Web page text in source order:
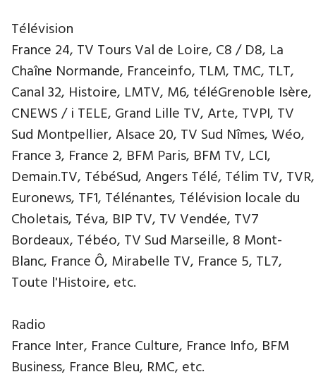
Télévision
France 24, TV Tours Val de Loire, C8 / D8, La
Chaîne Normande, Franceinfo, TLM, TMC, TLT,
Canal 32, Histoire, LMTV, M6, téléGrenoble Isère,
CNEWS / i TELE, Grand Lille TV, Arte, TVPI, TV
Sud Montpellier, Alsace 20, TV Sud Nîmes, Wéo,
France 3, France 2, BFM Paris, BFM TV, LCI,
Demain.TV, TébéSud, Angers Télé, Télim TV, TVR,
Euronews, TF1, Télénantes, Télévision locale du
Choletais, Téva, BIP TV, TV Vendée, TV7
Bordeaux, Tébéo, TV Sud Marseille, 8 Mont-
Blanc, France Ô, Mirabelle TV, France 5, TL7,
Toute l'Histoire, etc.
Radio
France Inter, France Culture, France Info, BFM
Business, France Bleu, RMC, etc.